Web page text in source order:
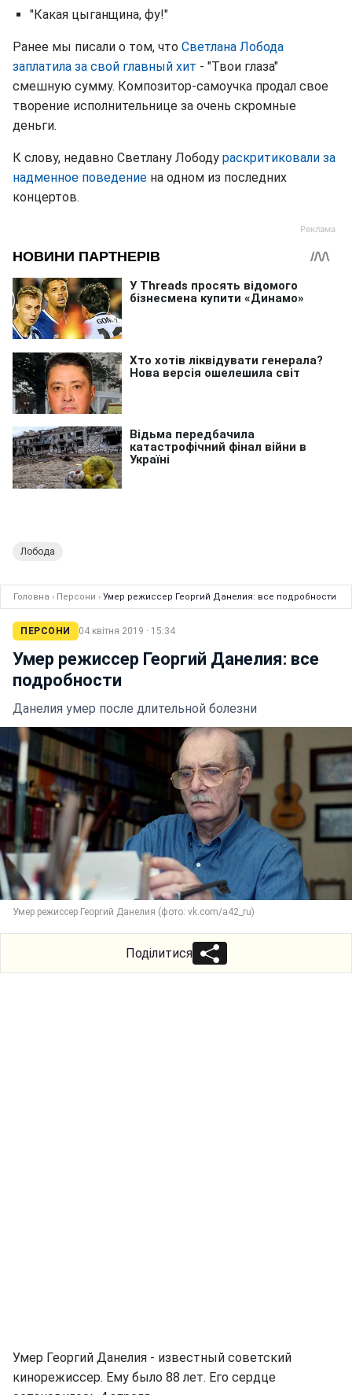
"Какая цыганщина, фу!"
Ранее мы писали о том, что Светлана Лобода
заплатила за свой главный хит - "Твои глаза"
смешную сумму. Композитор-самоучка продал свое
творение исполнительнице за очень скромные
деньги.
К слову, недавно Светлану Лободу раскритиковали за
надменное поведение на одном из последних
концертов.
Лобода
Головна › Персони › Умер режиссер Георгий Данелия: все подробности
ПЕРСОНИ 04 квітня 2019 · 15:34
Умер режиссер Георгий Данелия: все
подробности
Данелия умер после длительной болезни
Умер режиссер Георгий Данелия (фото: vk.com/a42_ru)
Поділитися
Умер Георгий Данелия - известный советский
кинорежиссер. Ему было 88 лет. Его сердце